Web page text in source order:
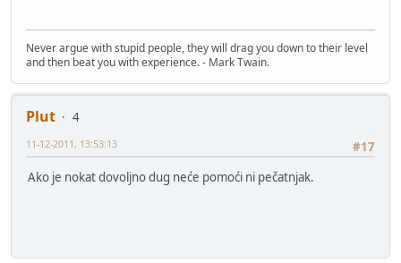
Never argue with stupid people, they will drag you down to their level
and then beat you with experience. - Mark Twain.
Plut
4
#17
11-12-2011, 13:53:13
Ako je nokat dovoljno dug neće pomoći ni pečatnjak.